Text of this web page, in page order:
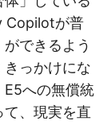
Copilotが普
できるよう
っかけにな
E5への無償統
、現実を直